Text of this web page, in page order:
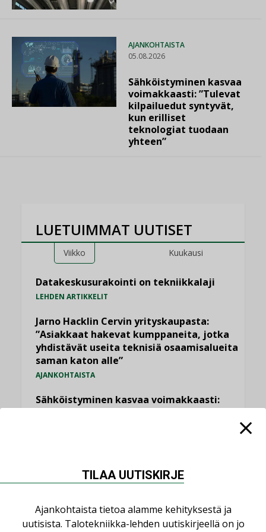
AJANKOHTAISTA
05.08.2026
Sähköistyminen kasvaa
voimakkaasti: ”Tulevat
kilpailuedut syntyvät,
kun erilliset
teknologiat tuodaan
yhteen”
LUETUIMMAT UUTISET
Viikko Kuukausi
Datakeskusurakointi on tekniikkalaji
LEHDEN ARTIKKELIT
Jarno Hacklin Cervin yrityskaupasta:
”Asiakkaat hakevat kumppaneita, jotka
yhdistävät useita teknisiä osaamisalueita
saman katon alle”
AJANKOHTAISTA
Sähköistyminen kasvaa voimakkaasti:
LEHDEN ARTIKKELIT
Kaivamattomat menetelmät
vakiinnuttavat asemansa taloyhtiöissä
TILAA UUTISKIRJE
Ajankohtaista tietoa alamme kehityksestä ja
uutisista. Talotekniikka-lehden uutiskirjeellä on jo